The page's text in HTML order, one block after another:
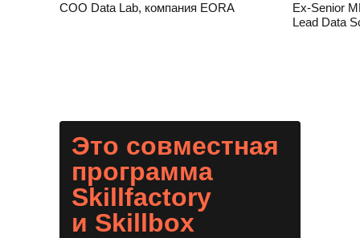
COO Data Lab, компания EORA
Ex-Senior
Lead Data
Это совместная
программа
Skillfactory
и Skillbox